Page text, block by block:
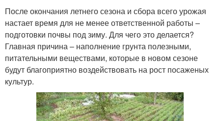
После окончания летнего сезона и сбора всего урожая
настает время для не менее ответственной работы –
подготовки почвы под зиму. Для чего это делается?
Главная причина – наполнение грунта полезными,
питательными веществами, которые в новом сезоне
будут благоприятно воздействовать на рост посаженых
культур.